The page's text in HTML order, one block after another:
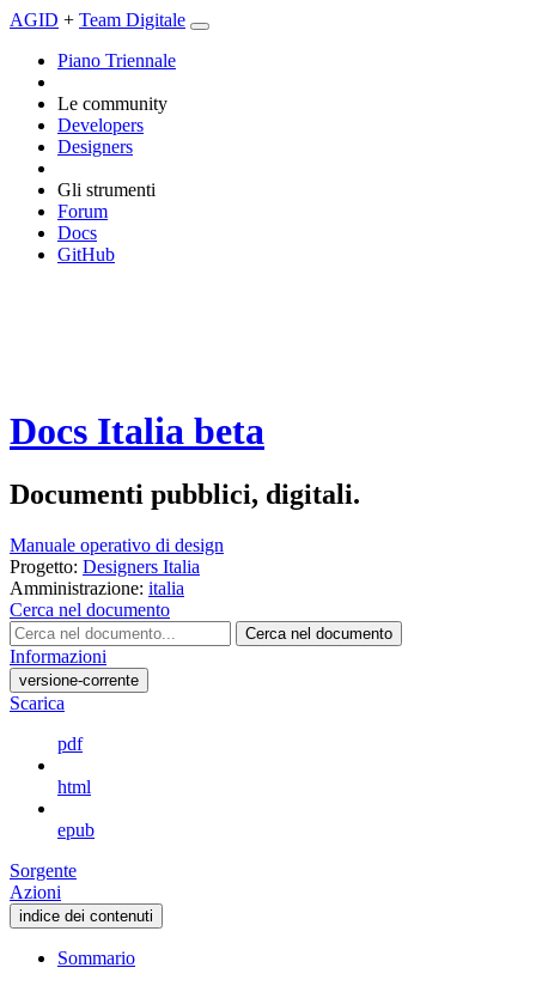
AGID + Team Digitale
Piano Triennale
Le community
Developers
Designers
Gli strumenti
Forum
Docs
GitHub
Docs Italia beta
Documenti pubblici, digitali.
Manuale operativo di design
Progetto: Designers Italia
Amministrazione: italia
Cerca nel documento
Cerca nel documento
Informazioni
versione-corrente
Scarica
pdf
html
epub
Sorgente
Azioni
indice dei contenuti
Sommario